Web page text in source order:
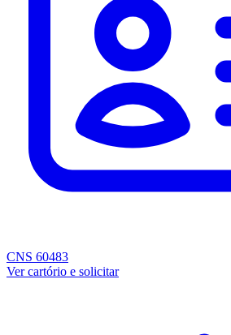
CNS 60483
Ver cartório e solicitar